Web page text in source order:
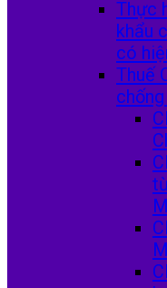
Thực
khẩu
có
Thuế